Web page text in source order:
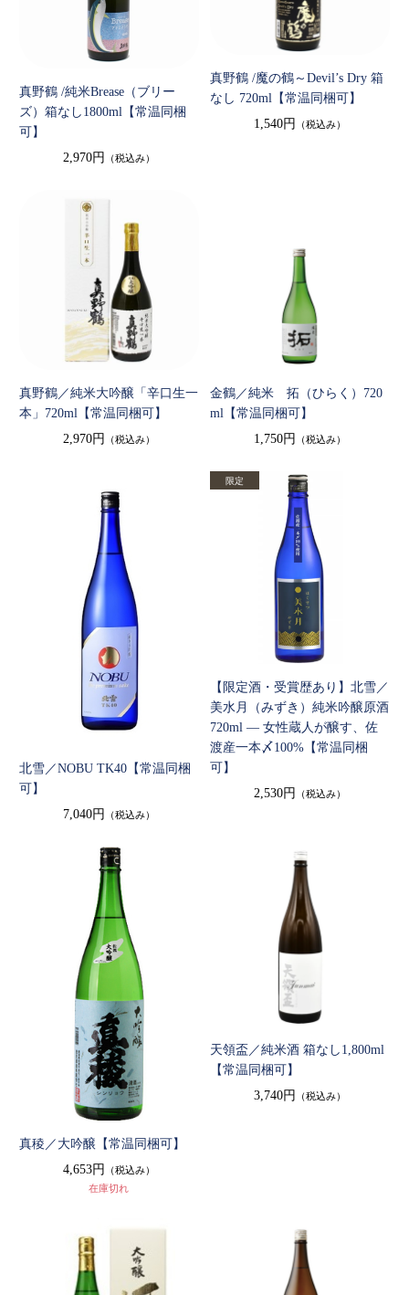
真野鶴 /純米Brease（ブリー
ズ）箱なし1800ml【常温同梱
可】
2,970円
（税込み）
真野鶴 /魔の鶴～Devil’s Dry 箱
なし 720ml【常温同梱可】
1,540円
（税込み）
真野鶴／純米大吟醸「辛口生一
本」720ml【常温同梱可】
2,970円
（税込み）
金鶴／純米 拓（ひらく）720
ml【常温同梱可】
1,750円
（税込み）
北雪／NOBU TK40【常温同梱
可】
7,040円
（税込み）
【限定酒・受賞歴あり】北雪／
美水月（みずき）純米吟醸原酒
720ml — 女性蔵人が醸す、佐
渡産一本〆100%【常温同梱
可】
2,530円
（税込み）
真稜／大吟醸【常温同梱可】
4,653円
（税込み）
在庫切れ
天領盃／純米酒 箱なし1,800ml
【常温同梱可】
3,740円
（税込み）